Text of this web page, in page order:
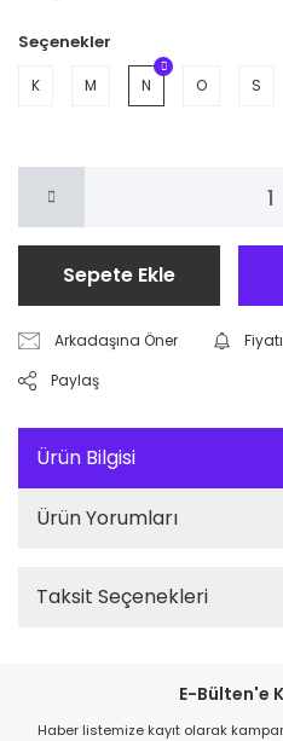
Seçenekler
K M N O S
Sepete Ekle
Arkadaşına Öner
Paylaş
Ürün Bilgisi
Ürün Yorumları
Taksit Seçenekleri
E-Bülten'e
Haber listemize kayıt olarak